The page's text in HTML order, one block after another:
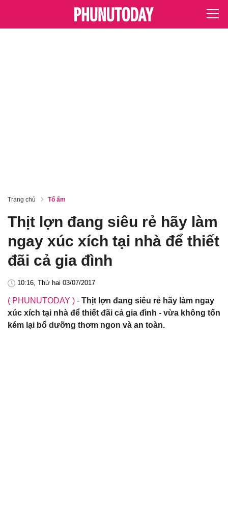
Trang chủ Tổ ấm
Thịt lợn đang siêu rẻ hãy làm
ngay xúc xích tại nhà để thiết
đãi cả gia đình
10:16, Thứ hai 03/07/2017
( PHUNUTODAY ) - Thịt lợn đang siêu rẻ hãy làm ngay
xúc xích tại nhà để thiết đãi cả gia đình - vừa không tốn
kém lại bổ dưỡng thơm ngon và an toàn.